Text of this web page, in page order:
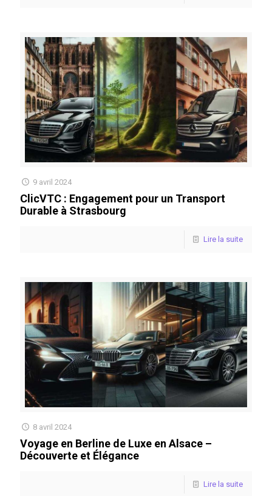
9 avril 2024
ClicVTC : Engagement pour un Transport
Durable à Strasbourg
Lire la suite
8 avril 2024
Voyage en Berline de Luxe en Alsace –
Découverte et Élégance
Lire la suite